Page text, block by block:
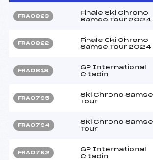
FRA0823
Finale Ski Chrono
Samse Tour 2024
FRA0822
Finale Ski Chrono
Samse Tour 2024
FRA0818
GP International
Citadin
FRA0795
Ski Chrono Samse
Tour
FRA0794
Ski Chrono Samse
Tour
FRA0792
GP International
Citadin